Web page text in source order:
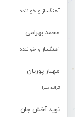
آهنگساز و خواننده
محمد بهرامی
آهنگساز و خواننده
مهیار پوریان
ترانه سرا
نوید آخش جان